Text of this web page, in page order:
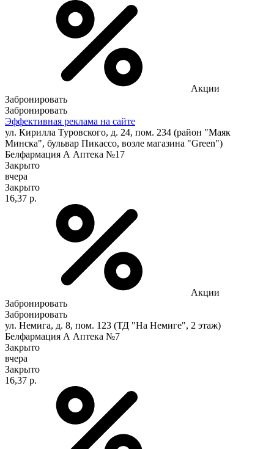
Акции
Забронировать
Забронировать
Эффективная реклама на сайте
ул. Кирилла Туровского, д. 24, пом. 234 (район "Маяк
Минска", бульвар Пикассо, возле магазина "Green")
Белфармация А Аптека №17
Закрыто
вчера
Закрыто
16,37 р.
Акции
Забронировать
Забронировать
ул. Немига, д. 8, пом. 123 (ТД "На Немиге", 2 этаж)
Белфармация А Аптека №7
Закрыто
вчера
Закрыто
16,37 р.